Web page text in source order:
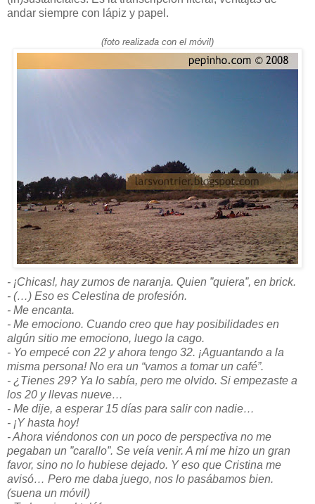
andar siempre con lápiz y papel.
(foto realizada con el móvil)
- ¡Chicas!, hay zumos de naranja. Quien ”quiera”, en brick.
- (…) Eso es Celestina de profesión.
- Me encanta.
- Me emociono. Cuando creo que hay posibilidades en
algún sitio me emociono, luego la cago.
- Yo empecé con 22 y ahora tengo 32. ¡Aguantando a la
misma persona! No era un “vamos a tomar un café”.
- ¿Tienes 29? Ya lo sabía, pero me olvido. Si empezaste a
los 20 y llevas nueve…
- Me dije, a esperar 15 días para salir con nadie…
- ¡Y hasta hoy!
- Ahora viéndonos con un poco de perspectiva no me
pegaban un ”carallo”. Se veía venir. A mí me hizo un gran
favor, sino no lo hubiese dejado. Y eso que Cristina me
avisó… Pero me daba juego, nos lo pasábamos bien.
(suena un móvil)